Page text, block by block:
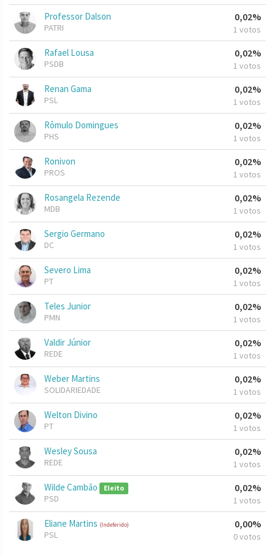
Professor Dalson
PATRI
0,02%
1 votos
Rafael Lousa
PSDB
0,02%
1 votos
Renan Gama
PSL
0,02%
1 votos
Rômulo Domingues
PHS
0,02%
1 votos
Ronivon
PROS
0,02%
1 votos
Rosangela Rezende
MDB
0,02%
1 votos
Sergio Germano
DC
0,02%
1 votos
Severo Lima
PT
0,02%
1 votos
Teles Junior
PMN
0,02%
1 votos
Valdir Júnior
REDE
0,02%
1 votos
Weber Martins
SOLIDARIEDADE
0,02%
1 votos
Welton Divino
PT
0,02%
1 votos
Wesley Sousa
REDE
0,02%
1 votos
Wilde Cambão Eleito
PSD
0,02%
1 votos
Eliane Martins (Indeferido)
PSL
0,00%
0 votos